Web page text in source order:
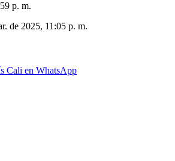
p. m.
de 2025, 11:05 p. m.
Cali en WhatsApp